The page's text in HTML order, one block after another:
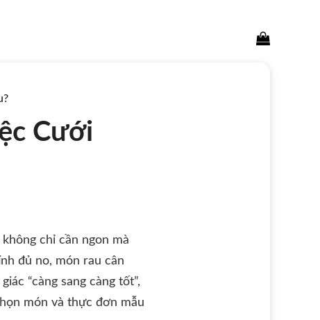
Cưới
chỉ cần ngon mà
đủ no, món rau cân
“càng sang càng tốt”,
món và thực đơn mẫu